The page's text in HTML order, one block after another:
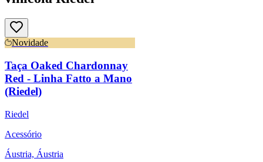
Novidade
Taça Oaked Chardonnay
Red - Linha Fatto a Mano
(Riedel)
Riedel
Acessório
Áustria, Áustria